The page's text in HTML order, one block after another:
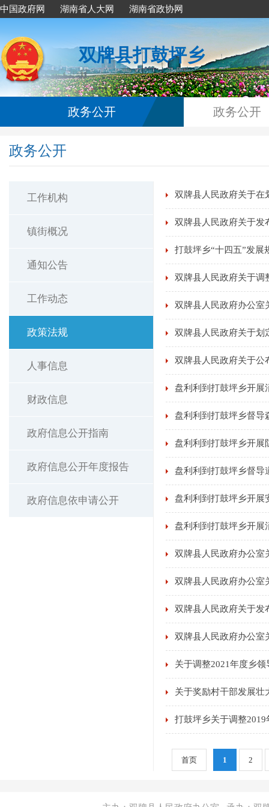
中国政府网 湖南省人大网 湖南省政协网
双牌县打鼓坪乡
政务公开 政务公开
政务公开
工作机构
镇街概况
通知公告
工作动态
政策法规
人事信息
财政信息
政府信息公开指南
政府信息公开年度报告
政府信息依申请公开
双牌县人民政府关于在
双牌县人民政府关于发
打鼓坪乡“十四五”发展
双牌县人民政府关于调
双牌县人民政府办公室
双牌县人民政府关于划
双牌县人民政府关于公
盘利利到打鼓坪乡开展
盘利利到打鼓坪乡督导
盘利利到打鼓坪乡开展
盘利利到打鼓坪乡督导
盘利利到打鼓坪乡开展
盘利利到打鼓坪乡开展
双牌县人民政府办公室
双牌县人民政府办公室
双牌县人民政府关于发
双牌县人民政府办公室
关于调整2021年度乡
关于奖励村干部发展壮
打鼓坪乡关于调整
首页 1 2